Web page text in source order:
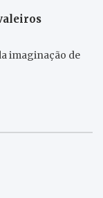
imaginação de